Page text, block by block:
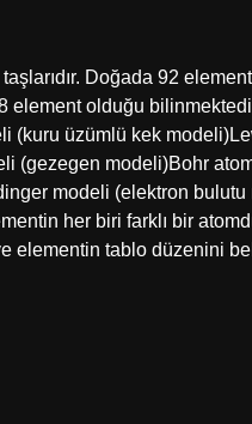
Doğada 92
element olduğu
(kuru üzümlü kek
(gezegen modeli)Bohr
modeli (elektron
her biri farklı bir
elementin tablo düzenini